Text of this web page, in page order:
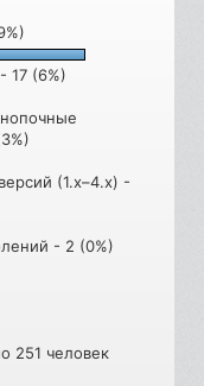
17 (6%)
(1.x–4.x) -
- 2 (0%)
251 человек